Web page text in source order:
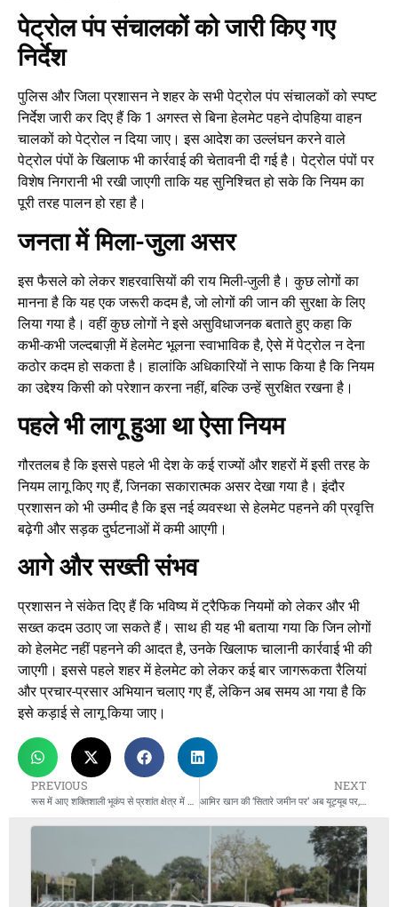
पेट्रोल पंप संचालकों को जारी किए गए
निर्देश
पुलिस और जिला प्रशासन ने शहर के सभी पेट्रोल पंप संचालकों को स्पष्ट
निर्देश जारी कर दिए हैं कि 1 अगस्त से बिना हेलमेट पहने दोपहिया वाहन
चालकों को पेट्रोल न दिया जाए। इस आदेश का उल्लंघन करने वाले
पेट्रोल पंपों के खिलाफ भी कार्रवाई की चेतावनी दी गई है। पेट्रोल पंपों पर
विशेष निगरानी भी रखी जाएगी ताकि यह सुनिश्चित हो सके कि नियम का
पूरी तरह पालन हो रहा है।
जनता में मिला-जुला असर
इस फैसले को लेकर शहरवासियों की राय मिली-जुली है। कुछ लोगों का
मानना है कि यह एक जरूरी कदम है, जो लोगों की जान की सुरक्षा के लिए
लिया गया है। वहीं कुछ लोगों ने इसे असुविधाजनक बताते हुए कहा कि
कभी-कभी जल्दबाज़ी में हेलमेट भूलना स्वाभाविक है, ऐसे में पेट्रोल न देना
कठोर कदम हो सकता है। हालांकि अधिकारियों ने साफ किया है कि नियम
का उद्देश्य किसी को परेशान करना नहीं, बल्कि उन्हें सुरक्षित रखना है।
पहले भी लागू हुआ था ऐसा नियम
गौरतलब है कि इससे पहले भी देश के कई राज्यों और शहरों में इसी तरह के
नियम लागू किए गए हैं, जिनका सकारात्मक असर देखा गया है। इंदौर
प्रशासन को भी उम्मीद है कि इस नई व्यवस्था से हेलमेट पहनने की प्रवृत्ति
बढ़ेगी और सड़क दुर्घटनाओं में कमी आएगी।
आगे और सख्ती संभव
प्रशासन ने संकेत दिए हैं कि भविष्य में ट्रैफिक नियमों को लेकर और भी
सख्त कदम उठाए जा सकते हैं। साथ ही यह भी बताया गया कि जिन लोगों
को हेलमेट नहीं पहनने की आदत है, उनके खिलाफ चालानी कार्रवाई भी की
जाएगी। इससे पहले शहर में हेलमेट को लेकर कई बार जागरूकता रैलियां
और प्रचार-प्रसार अभियान चलाए गए हैं, लेकिन अब समय आ गया है कि
इसे कड़ाई से लागू किया जाए।
PREVIOUS NEXT
आमिर खान की ‘सितारे जमीन पर’ अब यूट्यूब पर, ‘जनता का थिएटर’ मॉडल से दर्शकों को नया विकल्प